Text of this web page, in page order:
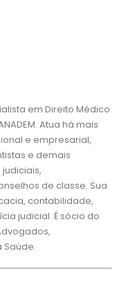
em Direito Médico
Atua há mais
e empresarial,
e demais
de classe. Sua
contabilidade,
judicial. É sócio do
Saúde.